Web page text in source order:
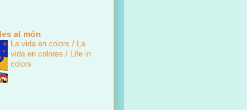
al món
La vida en colors / La
vida en colores / Life in
colors